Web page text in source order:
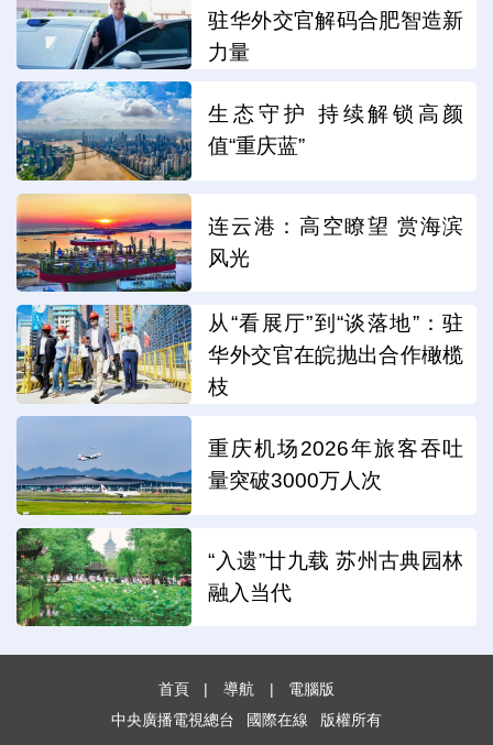
驻华外交官解码合肥智造新
力量
生态守护 持续解锁高颜
值“重庆蓝”
连云港：高空瞭望 赏海滨
风光
从“看展厅”到“谈落地”：驻
华外交官在皖抛出合作橄榄
枝
重庆机场2026年旅客吞吐
量突破3000万人次
“入遗”廿九载 苏州古典园林
融入当代
首頁 | 導航 |
電腦版
中央廣播電視總台
國際在線 版權所有